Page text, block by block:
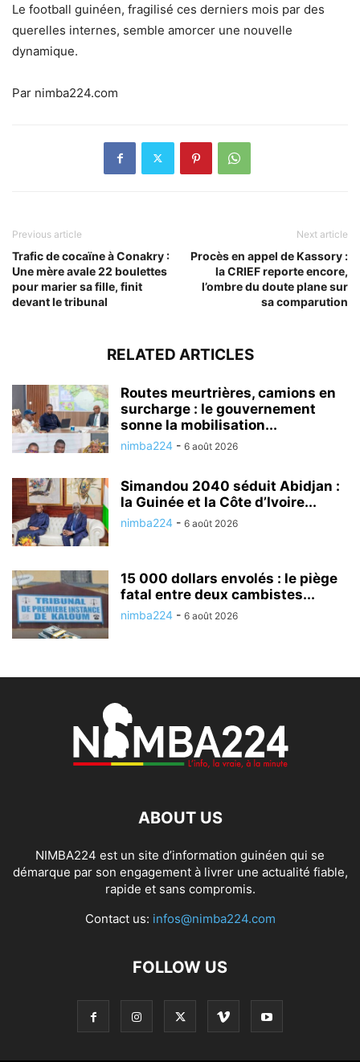
Le football guinéen, fragilisé ces derniers mois par des
querelles internes, semble amorcer une nouvelle
dynamique.
Par nimba224.com
Previous article
Trafic de cocaïne à Conakry :
Une mère avale 22 boulettes
pour marier sa fille, finit
devant le tribunal
Next article
Procès en appel de Kassory :
la CRIEF reporte encore,
l’ombre du doute plane sur
sa comparution
RELATED ARTICLES
Routes meurtrières, camions en
surcharge : le gouvernement
sonne la mobilisation...
nimba224 - 6 août 2026
Simandou 2040 séduit Abidjan :
la Guinée et la Côte d’Ivoire...
nimba224 - 6 août 2026
15 000 dollars envolés : le piège
fatal entre deux cambistes...
nimba224 - 6 août 2026
ABOUT US
NIMBA224 est un site d’information guinéen qui se
démarque par son engagement à livrer une actualité fiable,
rapide et sans compromis.
Contact us: infos@nimba224.com
FOLLOW US